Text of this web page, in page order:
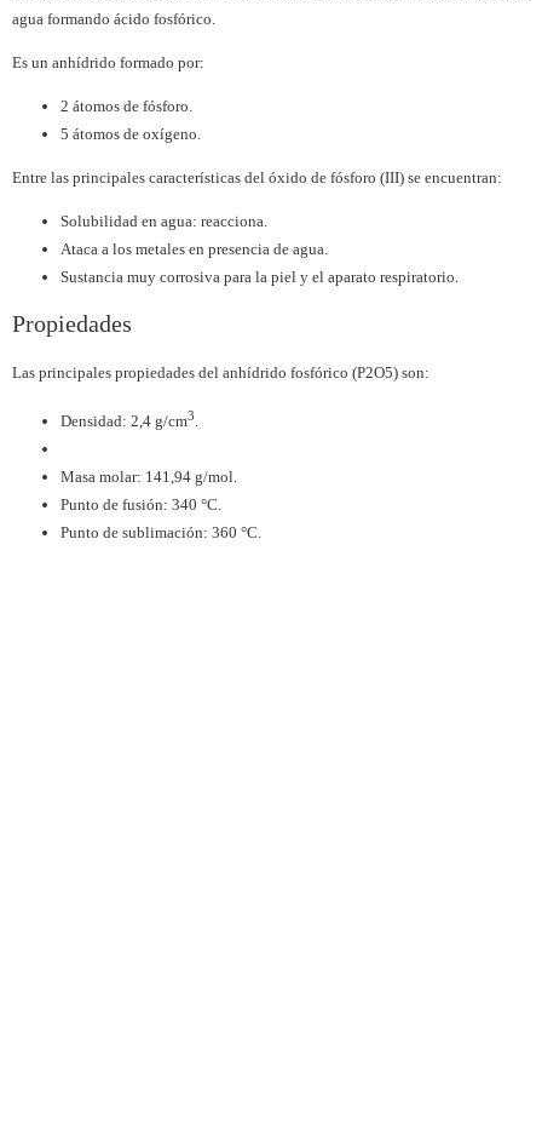
agua formando ácido fosfórico.
Es un anhídrido formado por:
2 átomos de fósforo.
5 átomos de oxígeno.
Entre las principales características del óxido de fósforo (III) se encuentran:
Solubilidad en agua: reacciona.
Ataca a los metales en presencia de agua.
Sustancia muy corrosiva para la piel y el aparato respiratorio.
Propiedades
Las principales propiedades del anhídrido fosfórico (P2O5) son:
Densidad: 2,4 g/cm3
Masa molar: 141,94 g/mol.
Punto de fusión: 340 °C.
Punto de sublimación: 360 °C.